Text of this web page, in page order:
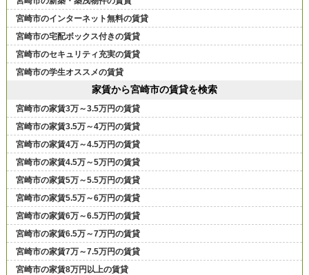
宮崎市のインターネット無料の賃貸
宮崎市の宅配ボックス付きの賃貸
宮崎市のセキュリティ充実の賃貸
宮崎市の学生オススメの賃貸
家賃から宮崎市の賃貸を検索
宮崎市の家賃3万～3.5万円の賃貸
宮崎市の家賃3.5万～4万円の賃貸
宮崎市の家賃4万～4.5万円の賃貸
宮崎市の家賃4.5万～5万円の賃貸
宮崎市の家賃5万～5.5万円の賃貸
宮崎市の家賃5.5万～6万円の賃貸
宮崎市の家賃6万～6.5万円の賃貸
宮崎市の家賃6.5万～7万円の賃貸
宮崎市の家賃7万～7.5万円の賃貸
宮崎市の家賃8万円以上の賃貸